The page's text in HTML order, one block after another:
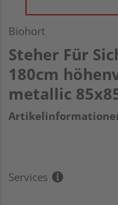
Biohort
Steher Für
180cm
metallic
Services